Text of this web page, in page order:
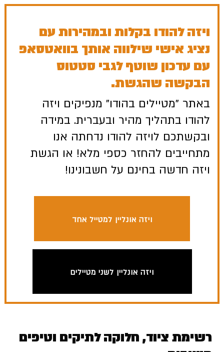
ויזה להודו בקלות ובמהירות עם
נציג אישי שילווה אותך בוואטסאפ
עם עדכון שוטף לגבי סטטוס
הבקשה שהגשת.
באתר "מטיילים בהודו" מנפיקים ויזה
להודו בתהליך מהיר ובעברית. במידה
ובקשתכם לויזה להודו נדחתה אנו
מתחייבים להחזר כספי מלא! או הגשת
ויזה חדשה בחינם על חשבונינו!
ויזה אונליין למטייל אחד
ויזה אונליין לשני מטיילים
רשימת ציוד, חלוקה לתיקים וטיפים